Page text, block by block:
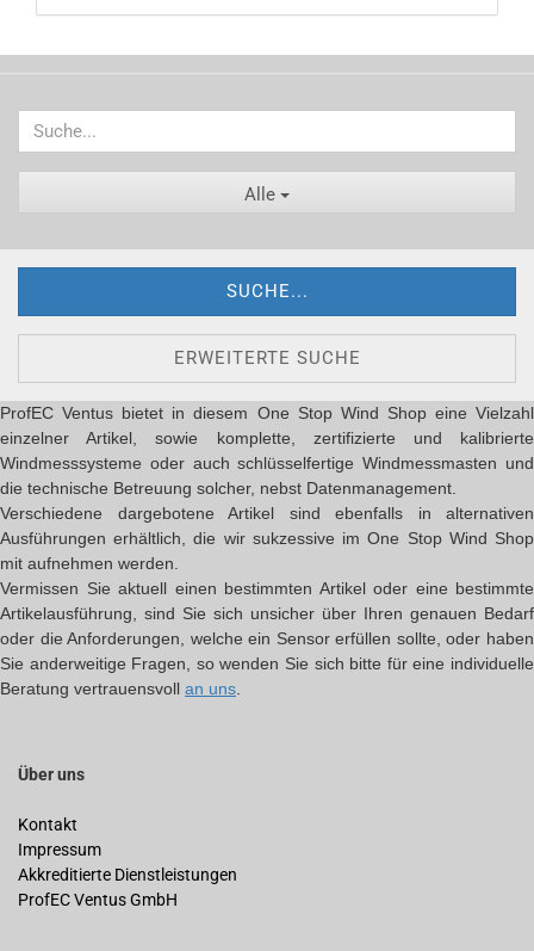
Alle
SUCHE...
ERWEITERTE SUCHE
ProfEC Ventus bietet in diesem One Stop Wind Shop eine Vielzahl
einzelner Artikel, sowie komplette, zertifizierte und kalibrierte
Windmesssysteme oder auch schlüsselfertige Windmessmasten und
die technische Betreuung solcher, nebst Datenmanagement.
Verschiedene dargebotene Artikel sind ebenfalls in alternativen
Ausführungen erhältlich, die wir sukzessive im One Stop Wind Shop
mit aufnehmen werden.
Vermissen Sie aktuell einen bestimmten Artikel oder eine bestimmte
Artikelausführung, sind Sie sich unsicher über Ihren genauen Bedarf
oder die Anforderungen, welche ein Sensor erfüllen sollte, oder haben
Sie anderweitige Fragen, so wenden Sie sich bitte für eine individuelle
Beratung vertrauensvoll an uns
Über uns
Kontakt
Impressum
Akkreditierte Dienstleistungen
ProfEC Ventus GmbH